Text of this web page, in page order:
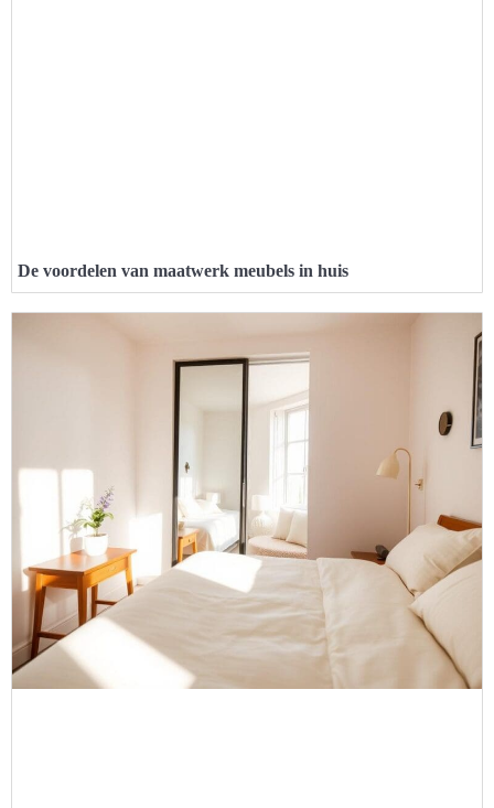
De voordelen van maatwerk meubels in huis